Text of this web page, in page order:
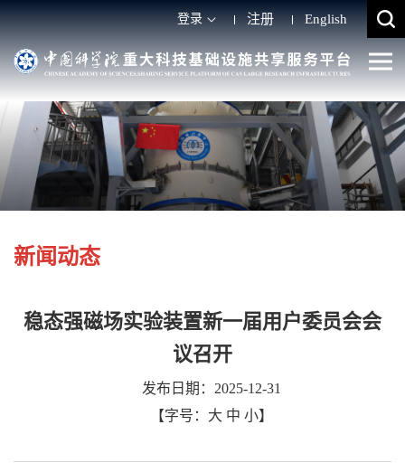
登录 注册 English
新闻动态
稳态强磁场实验装置新一届用户委员会会
议‌召开
发布日期：2025-12-31
【字号： 大 中 小】